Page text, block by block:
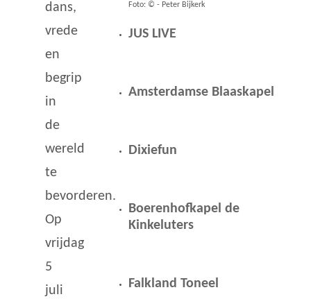
dans,
vrede
en
begrip
in
de
wereld
te
bevorderen.
Op
vrijdag
5
juli
Foto: © - Peter Bijkerk
JUS LIVE
Amsterdamse Blaaskapel
Dixiefun
Boerenhofkapel de
Kinkeluters
Falkland Toneel